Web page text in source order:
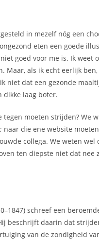
in mezelf nóg een
eten een goede
goed voor me is. Ik weet
Maar, als ik echt eerlijk
niet dat een gezonde
dikke laag boter.
tegen moeten strijden? We
die ene website
collega. We weten
ten diepste niet dat nee
schreef een
beschrijft daarin dat
van de zondigheid